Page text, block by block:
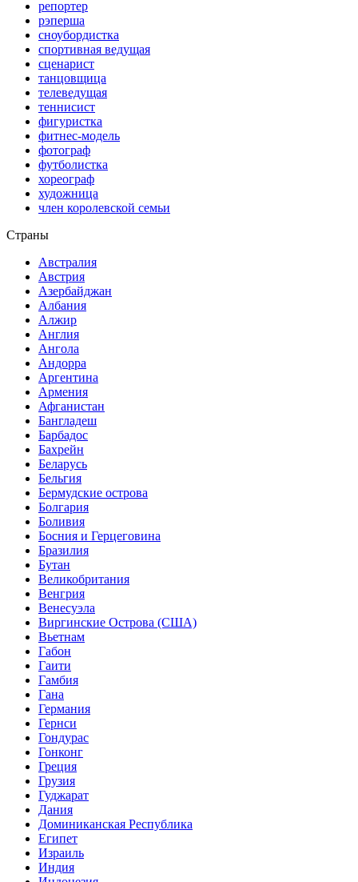
репортер
рэперша
сноубордистка
спортивная ведущая
сценарист
танцовщица
телеведущая
теннисист
фигуристка
фитнес-модель
фотограф
футболистка
хореограф
художница
член королевской семьи
Страны
Австралия
Австрия
Азербайджан
Албания
Алжир
Англия
Ангола
Андорра
Аргентина
Армения
Афганистан
Бангладеш
Барбадос
Бахрейн
Беларусь
Бельгия
Бермудские острова
Болгария
Боливия
Босния и Герцеговина
Бразилия
Бутан
Великобритания
Венгрия
Венесуэла
Виргинские Острова (США)
Вьетнам
Габон
Гаити
Гамбия
Гана
Германия
Гернси
Гондурас
Гонконг
Греция
Грузия
Гуджарат
Дания
Доминиканская Республика
Египет
Израиль
Индия